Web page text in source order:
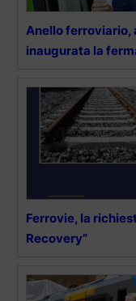
Anello ferroviario,
inaugurata la
Ferrovie, la
Recovery”